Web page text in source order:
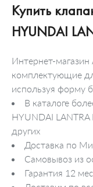
Купить
HYUNDAI
Интернет-магазин
комплектующие
используя форму
В каталоге
HYUNDAI LANTRA
других
Доставка по
Самовывоз из
Гарантия 12